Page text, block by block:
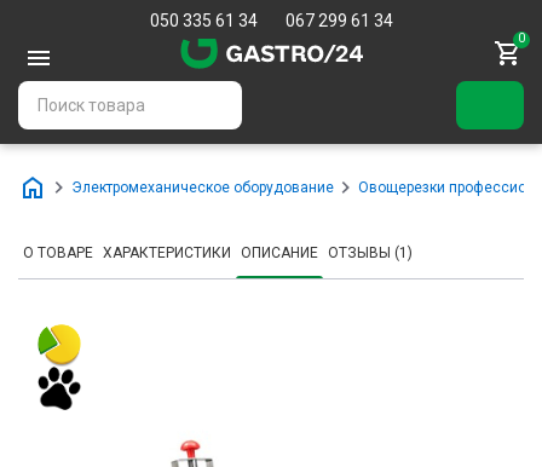
050 335 61 34 067 299 61 34
0
Электромеханическое оборудование Овощерезки
О ТОВАРЕ ХАРАКТЕРИСТИКИ ОПИСАНИЕ ОТЗЫВЫ (1)